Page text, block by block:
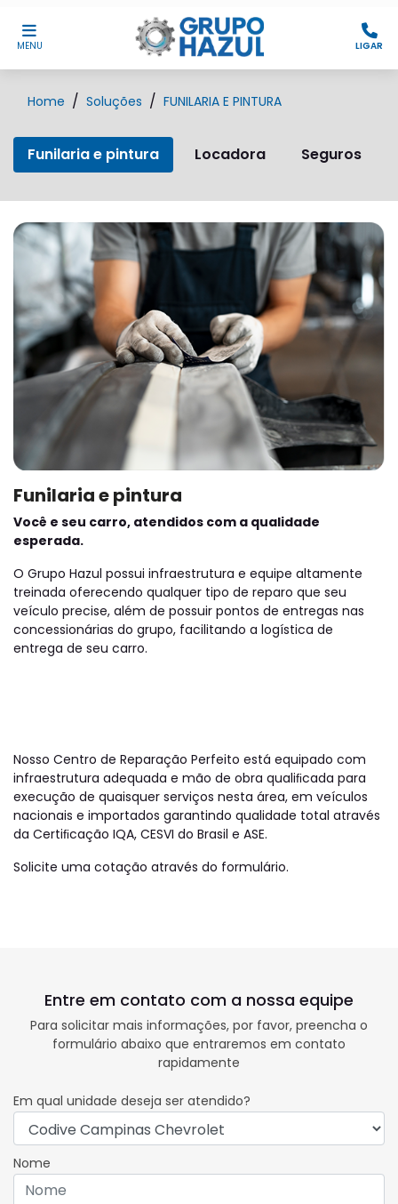
MENU LIGAR
Home Soluções FUNILARIA E PINTURA
Funilaria e pintura Locadora Seguros
Funilaria e pintura
Você e seu carro, atendidos com a qualidade
esperada.
O Grupo Hazul possui infraestrutura e equipe altamente
treinada oferecendo qualquer tipo de reparo que seu
veículo precise, além de possuir pontos de entregas nas
concessionárias do grupo, facilitando a logística de
entrega de seu carro.
Nosso Centro de Reparação Perfeito está equipado com
infraestrutura adequada e mão de obra qualiﬁcada para
execução de quaisquer serviços nesta área, em veículos
nacionais e importados garantindo qualidade total através
da Certiﬁcação IQA, CESVI do Brasil e ASE.
Solicite uma cotação através do formulário.
Entre em contato com a nossa equipe
Para solicitar mais informações, por favor, preencha o
formulário abaixo que entraremos em contato
rapidamente
Em qual unidade deseja ser atendido?
Nome